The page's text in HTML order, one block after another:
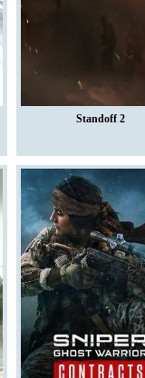
Standoff 2